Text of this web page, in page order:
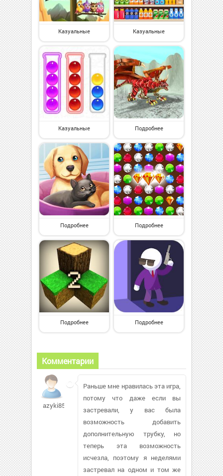
Казуальные Казуальные
Казуальные Подробнее
Подробнее Подробнее
Подробнее Подробнее
Комментарии
azyki851
Раньше мне нравилась эта игра,
потому что даже если вы
застревали, у вас была
возможность добавить
дополнительную трубку, но
теперь эта возможность
исчезла, поэтому я неделями
застревал на одном и том же